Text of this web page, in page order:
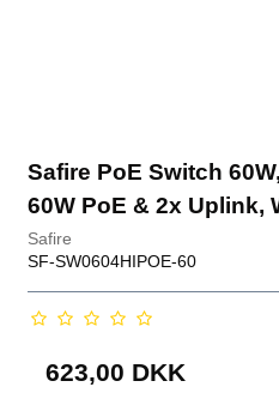
Safire PoE Switch
60W PoE & 2x Uplink,
Safire
SF-SW0604HIPOE-60
623,00 DKK